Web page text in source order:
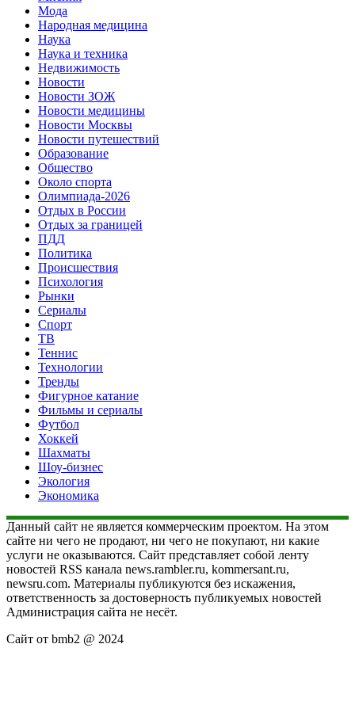
Мода
Народная медицина
Наука
Наука и техника
Недвижимость
Новости
Новости ЗОЖ
Новости медицины
Новости Москвы
Новости путешествий
Образование
Общество
Около спорта
Олимпиада-2026
Отдых в России
Отдых за границей
ПДД
Политика
Происшествия
Психология
Рынки
Сериалы
Спорт
ТВ
Теннис
Технологии
Тренды
Фигурное катание
Фильмы и сериалы
Футбол
Хоккей
Шахматы
Шоу-бизнес
Экология
Экономика
Данный сайт не является коммерческим проектом. На этом
сайте ни чего не продают, ни чего не покупают, ни какие
услуги не оказываются. Сайт представляет собой ленту
новостей RSS канала news.rambler.ru, kommersant.ru,
newsru.com. Материалы публикуются без искажения,
ответственность за достоверность публикуемых новостей
Администрация сайта не несёт.
Сайт от bmb2 @ 2024